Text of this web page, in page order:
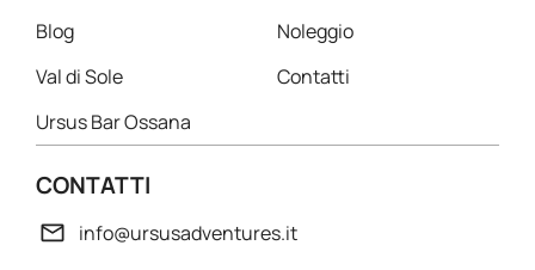
Blog
Val di Sole
Ursus Bar Ossana
Noleggio
Contatti
CONTATTI
info@ursusadventures.it